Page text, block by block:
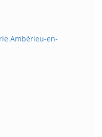
Ambérieu-en-